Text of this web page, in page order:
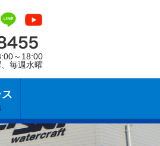
～18:00
毎週水曜